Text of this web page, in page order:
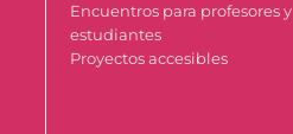
Encuentros para profesores y
estudiantes
Proyectos accesibles